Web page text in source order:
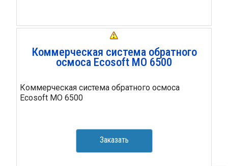
Коммерческая система обратного
осмоса Ecosoft MO 6500
Коммерческая система обратного осмоса
Ecosoft MO 6500
Заказать